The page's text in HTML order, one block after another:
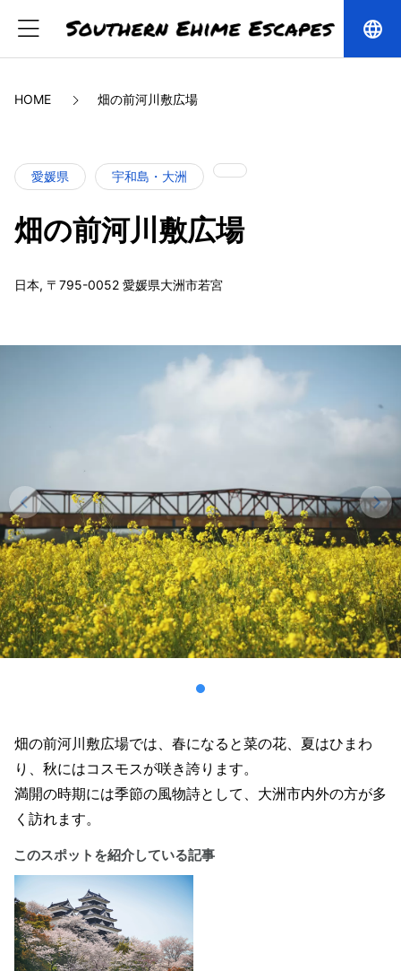
language
HOME 畑の前河川敷広場
愛媛県 宇和島・大洲
畑の前河川敷広場
日本, 〒795-0052 愛媛県大洲市若宮
畑の前河川敷広場では、春になると菜の花、夏はひまわ
り、秋にはコスモスが咲き誇ります。
満開の時期には季節の風物詩として、大洲市内外の方が多
く訪れます。
このスポットを紹介している記事